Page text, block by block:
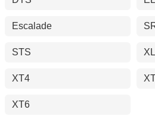
Escalade
STS
XT4
XT6